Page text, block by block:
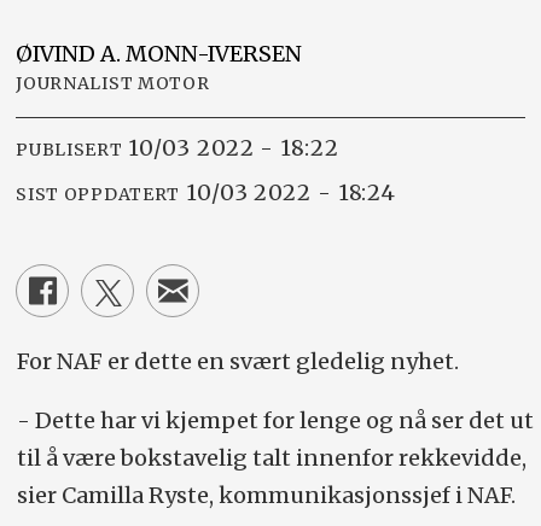
ØIVIND A. MONN-IVERSEN
JOURNALIST MOTOR
PUBLISERT 10/03 2022 - 18:22
SIST OPPDATERT 10/03 2022 - 18:24
For NAF er dette en svært gledelig nyhet.
- Dette har vi kjempet for lenge og nå ser det ut
til å være bokstavelig talt innenfor rekkevidde,
sier Camilla Ryste, kommunikasjonssjef i NAF.